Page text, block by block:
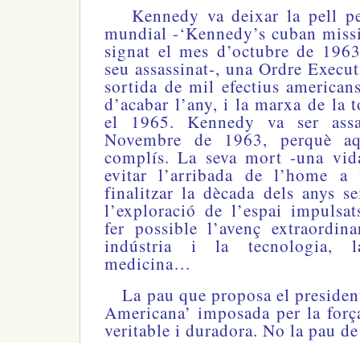
Kennedy va deixar la pell
mundial -‘Kennedy’s cuban
signat el mes d’octubre de
seu assassinat-, una Ordre
sortida de mil efectius
d’acabar l’any, i la marxa de la
el 1965. Kennedy va ser
Novembre de 1963, perquè
complís. La seva mort -una
evitar l’arribada de l’home
finalitzar la dècada dels anys
l’exploració de l’espai
fer possible l’avenç
indústria i la tecnologia,
medicina…
La pau que proposa el
Americana’ imposada per la
veritable i duradora. No la pau